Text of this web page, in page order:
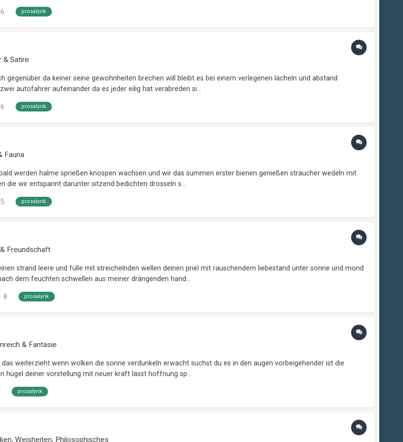
6 prosalyrik
& Satire
gegenüber da keiner seine gewohnheiten brechen will bleibt es bei einem verlegenen lächeln und abstand
autofahrer aufeinander da es jeder eilig hat verabreden si...
6 prosalyrik
Fauna
werden halme sprießen knospen wachsen und wir das summen erster bienen genießen sträucher wedeln mit
wir entspannt darunter sitzend bedichten drosseln s...
5 prosalyrik
Freundschaft
strand leere und fülle mit streichelnden wellen deinen priel mit rauschendem liebestand unter sonne und mond
dem feuchten schwellen aus meiner drängenden hand...
8 prosalyrik
& Fantasie
weiterzieht wenn wolken die sonne verdunkeln erwacht suchst du es in den augen vorbeigehender ist die
hügel deiner vorstellung mit neuer kraft lässt hoffnung sp...
prosalyrik
Weisheiten, Philosophisches